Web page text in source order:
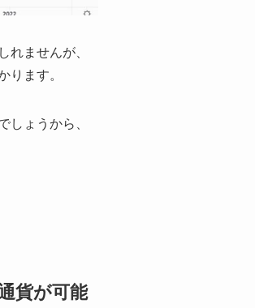
れませんが、
ります。
しょうから、
貨が可能